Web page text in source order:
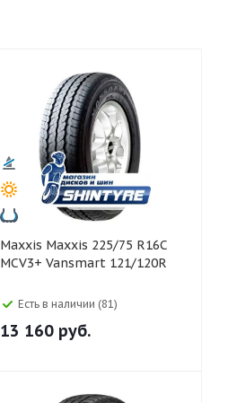
Maxxis Maxxis 225/75 R16C
MCV3+ Vansmart 121/120R
Есть в наличии (81)
13 160 руб.